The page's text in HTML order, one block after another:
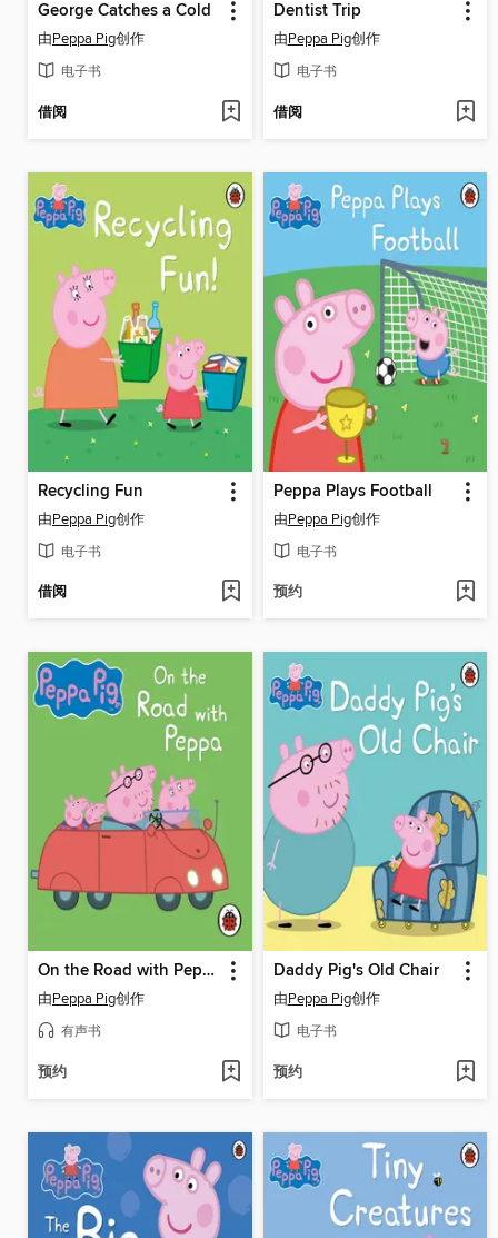
George Catches a Cold
由Peppa Pig创作
电子书
借阅
Dentist Trip
由Peppa Pig创作
电子书
借阅
Recycling Fun
由Peppa Pig创作
电子书
借阅
Peppa Plays Football
由Peppa Pig创作
电子书
预约
On the Road with Peppa
由Peppa Pig创作
有声书
预约
Daddy Pig's Old Chair
由Peppa Pig创作
电子书
预约